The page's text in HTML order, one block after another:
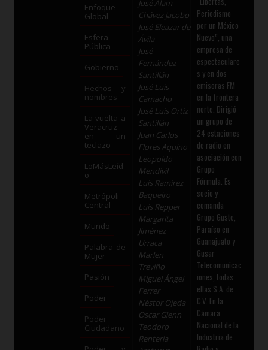
Enfoque
Global
Esfera
Pública
Gobierno
Hechos y
nombres
La vuelta a
Veracruz
en un
teclazo
LoMásLeíd
o
Metrópoli
Central
Mundo
Palabra de
Mujer
Pasión
Poder
Poder
Ciudadano
José Alam
Chávez Jacobo
José Eleazar de
Ávila
José
Fernández
Santillán
José Luis
Camacho
José Luis Ortiz
Santillán
Juan Carlos
Flores Aquino
Leopoldo
Mendívil
Luis Ramírez
Baqueiro
Luis Repper
Margarita
Jiménez
Urraca
Marlen
Treviño
Miguel Ángel
Ferrer
Néstor Ojeda
Oscar Glenn
Teodoro
Rentería
Periodismo
por un México
Nuevo”, una
empresa de
espectaculare
s y en dos
emisoras FM
en la frontera
norte. Dirigió
un grupo de
24 estaciones
de radio en
asociación con
Grupo
Fórmula. Es
socio y
comanda
Grupo Guste,
Paraíso en
Guanajuato y
Gusar
Telecomunicac
iones, todas
ellas S.A. de
C.V. En la
Cámara
Nacional de la
Industria de